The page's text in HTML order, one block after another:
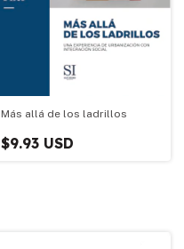
Más allá de los ladrillos
$9.93 USD